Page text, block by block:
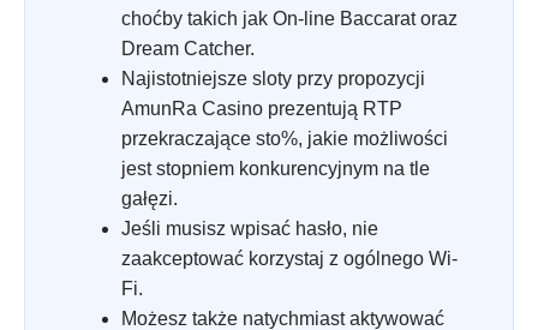
choćby takich jak On-line Baccarat oraz
Dream Catcher.
Najistotniejsze sloty przy propozycji
AmunRa Casino prezentują RTP
przekraczające sto%, jakie możliwości
jest stopniem konkurencyjnym na tle
gałęzi.
Jeśli musisz wpisać hasło, nie
zaakceptować korzystaj z ogólnego Wi-
Fi.
Możesz także natychmiast aktywować